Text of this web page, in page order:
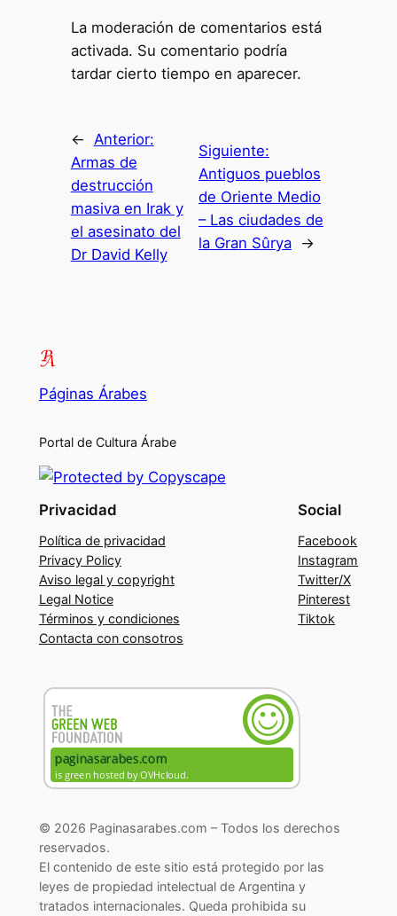
La moderación de comentarios está
activada. Su comentario podría
tardar cierto tiempo en aparecer.
← Anterior:
Armas de
destrucción
masiva en Irak y
el asesinato del
Dr David Kelly
Siguiente:
Antiguos pueblos
de Oriente Medio
– Las ciudades de
la Gran Sûrya
→
Páginas Árabes
Portal de Cultura Árabe
Privacidad
Política de privacidad
Privacy Policy
Aviso legal y copyright
Legal Notice
Términos y condiciones
Contacta con consotros
Social
Facebook
Instagram
Twitter/X
Pinterest
Tiktok
© 2026 Paginasarabes.com – Todos los derechos
reservados.
El contenido de este sitio está protegido por las
leyes de propiedad intelectual de Argentina y
tratados internacionales. Queda prohibida su